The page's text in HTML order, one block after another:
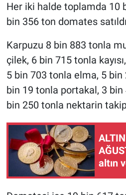
Her iki halde toplamda 10
bin 356 ton domates
Karpuzu 8 bin 883 tonla
çilek, 6 bin 715 tonla
5 bin 703 tonla elma, 5
bin 19 tonla portakal, 3
bin 250 tonla nektarin
altın
ne